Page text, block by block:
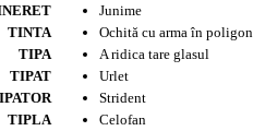
Junime
TINTA
Ochită cu arma în poligon
TIPA
A ridica tare glasul
TIPAT
Urlet
Strident
TIPLA
Celofan